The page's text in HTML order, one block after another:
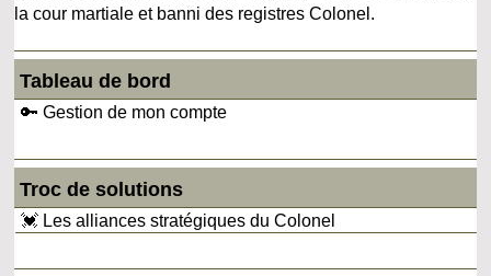
la cour martiale et banni des registres Colonel.
Tableau de bord
🔑 Gestion de mon compte
Troc de solutions
💓 Les alliances stratégiques du Colonel